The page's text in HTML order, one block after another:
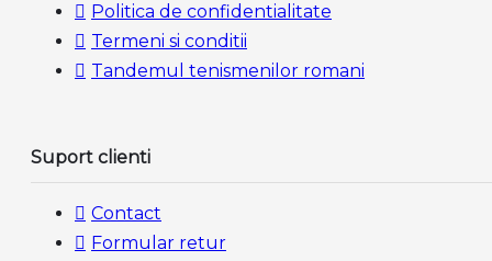
Politica de confidentialitate
Termeni si conditii
Tandemul tenismenilor romani
Suport clienti
Contact
Formular retur